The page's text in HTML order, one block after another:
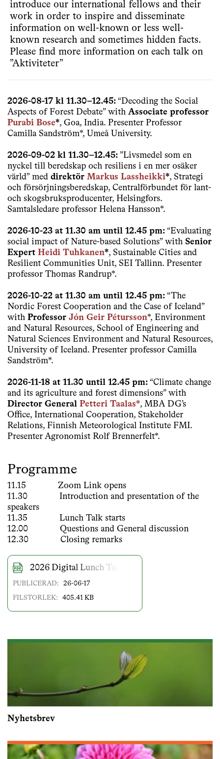
introduce our international fellows and their
work in order to inspire and disseminate
information on well-known or less well-
known research and sometimes hidden facts.
Please find more information on each talk on
”Aktiviteter”
2026-08-17 kl 11.30–12.45: “Decoding the Social
Aspects of Forest Debate” with Associate professor
Purabi Bose*, Goa, India. Presenter Professor
Camilla Sandström*, Umeå University.
2026-09-02 kl 11.30–12.45: ”Livsmedel som en
nyckel till beredskap och resiliens i en mer osäker
värld” med direktör Markus Lassheikki*, Strategi
och försörjningsberedskap, Centralförbundet för lant-
och skogsbruksproducenter, Helsingfors.
Samtalsledare professor Helena Hansson*.
2026-10-23 at 11.30 am until 12.45 pm: “Evaluating
social impact of Nature-based Solutions” with Senior
Expert Heidi Tuhkanen*, Sustainable Cities and
Resilient Communities Unit, SEI Tallinn. Presenter
professor Thomas Randrup*.
2026-10-22 at 11.30 am until 12.45 pm: “The
Nordic Forest Cooperation and the Case of Iceland”
with Professor Jón Geir Pétursson*, Environment
and Natural Resources, School of Engineering and
Natural Sciences Environment and Natural Resources,
University of Iceland. Presenter professor Camilla
Sandström*.
2026-11-18 at 11.30 until 12.45 pm: “Climate change
and its agriculture and forest dimensions” with
Director General Petteri Taalas*, MBA DG’s
Office, International Cooperation, Stakeholder
Relations, Finnish Meteorological Institute FMI.
Presenter Agronomist Rolf Brennerfelt*.
Programme
11.15 Zoom Link opens
11.30 Introduction and presentation of the
speakers
11.35 Lunch Talk starts
12.00 Questions and General discussion
12.30 Closing remarks
2026 Digital Lunch Talks_International
PUBLICERAD: 26-06-17
FILSTORLEK: 405.41 KB
Nyhetsbrev